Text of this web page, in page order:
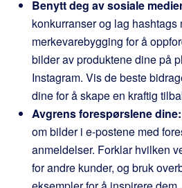
Benytt deg av sosiale
konkurranser og lag hashtags
merkevarebygging for å
bilder av produktene dine på
Instagram. Vis de beste
dine for å skape en kraftig
Avgrens forespørslene dine:
om bilder i e-postene med
anmeldelser. Forklar hvilken
for andre kunder, og bruk